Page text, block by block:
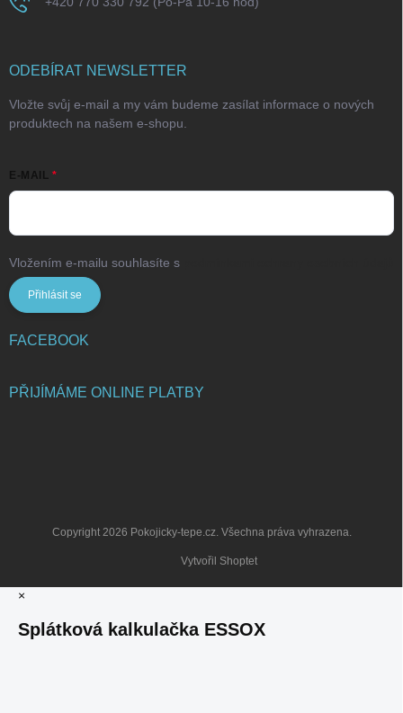
ODEBÍRAT NEWSLETTER
Vložte svůj e-mail a my vám budeme zasílat informace o nových
produktech na našem e-shopu.
E-MAIL
Vložením e-mailu souhlasíte s
Přihlásit se
FACEBOOK
PŘIJÍMÁME ONLINE PLATBY
Vytvořil Shoptet
Copyright 2026 Pokojicky-tepe.cz. Všechna práva vyhrazena.
×
Splátková kalkulačka ESSOX